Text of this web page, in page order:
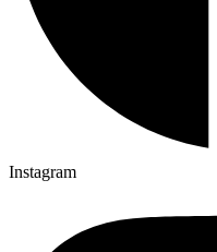
Instagram